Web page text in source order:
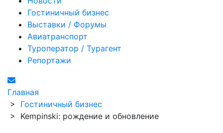
Гостиничный бизнес
Выставки / Форумы
Авиатранспорт
Туроператор / Турагент
Репортажи
Главная
> Гостиничный бизнес
> Kempinski: рождение и обновление